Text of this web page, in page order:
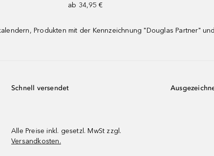
ab 34,95 €
Produkten mit der Kennzeichnung "Douglas Partner"
Schnell versendet
Alle Preise inkl. gesetzl. MwSt zzgl.
Versandkosten.